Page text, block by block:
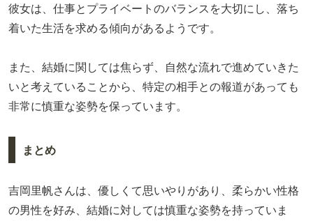
彼女は、仕事とプライベートのバランスを大切にし、落ち
着いた生活を求める傾向があるようです。
また、結婚に関しては焦らず、自然な流れで進めていきた
いと考えていることから、特定の相手との報道があっても
非常に慎重な姿勢を保っています。
まとめ
吉岡里帆さんは、優しくて思いやりがあり、柔らかい性格
の男性を好み、結婚に対しては慎重な姿勢を持っていま